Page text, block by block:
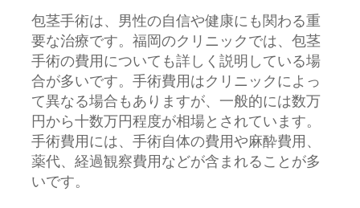
包茎手術は、男性の自信や健康にも関わる重
要な治療です。福岡のクリニックでは、包茎
手術の費用についても詳しく説明している場
合が多いです。手術費用はクリニックによっ
て異なる場合もありますが、一般的には数万
円から十数万円程度が相場とされています。
手術費用には、手術自体の費用や麻酔費用、
薬代、経過観察費用などが含まれることが多
いです。